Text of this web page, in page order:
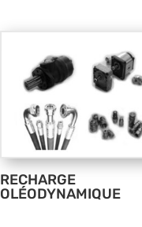
RECHARGE
OLÉODYNAMIQUE